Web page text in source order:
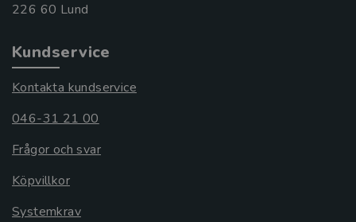
Kundservice
Kontakta kundservice
046-31 21 00
Frågor och svar
Köpvillkor
Systemkrav